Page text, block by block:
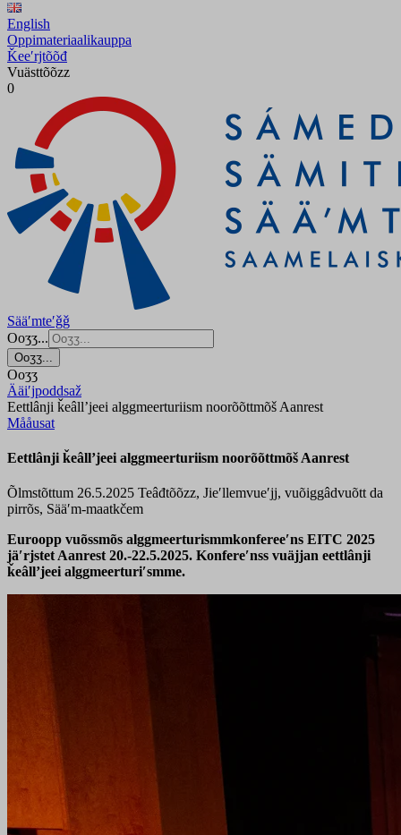
English
Oppimateriaalikauppa
Ǩeeʹrjtõõđ
Vuästtõõzz
0
Sääʹmteʹǧǧ
Ooʒʒ...
Ooʒʒ...
Ooʒʒ
Ääiʹjpoddsaž
Eettlânji ǩeâllʼjeei alggmeerturiism noorõõttmõš Aanrest
Mååusat
Eettlânji ǩeâllʼjeei alggmeerturiism noorõõttmõš Aanrest
Õlmstõttum 26.5.2025 Teâđtõõzz, Jieʹllemvueʹjj, vuõiggâdvuõtt da
pirrõs, Sääʹm-maatkčem
Euroopp vuõssmõs alggmeerturismmkonfereeʹns EITC 2025
jäʹrjstet Aanrest 20.-22.5.2025. Konfereʹnss vuäjjan eettlânji
ǩeâllʼjeei alggmeerturiʹsmme.